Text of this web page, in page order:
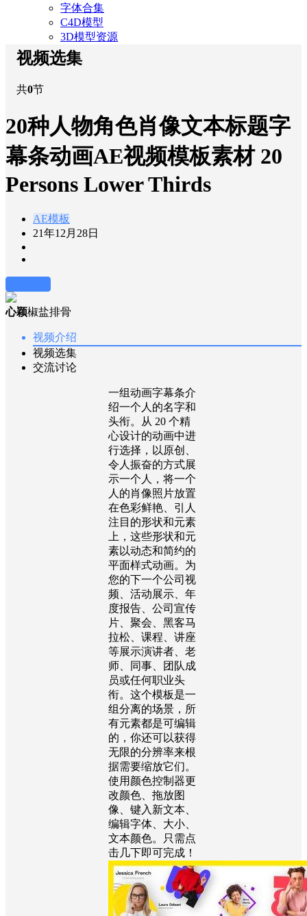
字体合集
C4D模型
3D模型资源
视频选集
共0节
20种人物角色肖像文本标题字
幕条动画AE视频模板素材 20
Persons Lower Thirds
AE模板
21年12月28日
心颖椒盐排骨
视频介绍
视频选集
交流讨论
一组动画字幕条介
绍一个人的名字和
头衔。从 20 个精
心设计的动画中进
行选择，以原创、
令人振奋的方式展
示一个人，将一个
人的肖像照片放置
在色彩鲜艳、引人
注目的形状和元素
上，这些形状和元
素以动态和简约的
平面样式动画。为
您的下一个公司视
频、活动展示、年
度报告、公司宣传
片、聚会、黑客马
拉松、课程、讲座
等展示演讲者、老
师、同事、团队成
员或任何职业头
衔。这个模板是一
组分离的场景，所
有元素都是可编辑
的，你还可以获得
无限的分辨率来根
据需要缩放它们。
使用颜色控制器更
改颜色、拖放图
像、键入新文本、
编辑字体、大小、
文本颜色。只需点
击几下即可完成！